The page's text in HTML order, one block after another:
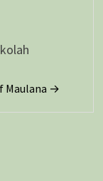
Maulana →